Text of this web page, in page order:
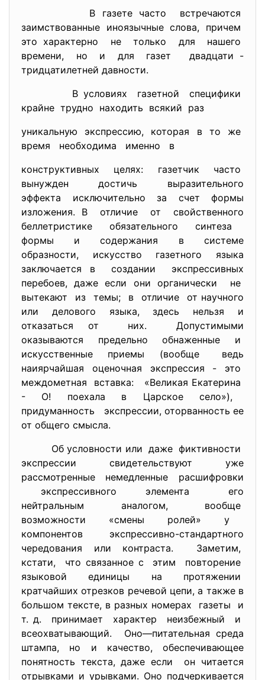
В газете часто встречаются
заимствованные иноязычные слова, причем
это характерно не только для нашего
времени, но и для газет двадцати -
тридцатилетней давности.
В условиях газетной специфики
крайне трудно находить всякий раз
уникальную экспрессию, которая в то же
время необходима именно в
конструктивных целях: газетчик часто
вынужден достичь выразительного
эффекта исключительно за счет формы
изложения. В отличие от свойственного
беллетристике обязательного синтеза
формы и содержания в системе
образности, искусство газетного языка
заключается в создании экспрессивных
перебоев, даже если они органически не
вытекают из темы; в отличие от научного
или делового языка, здесь нельзя и
отказаться от них. Допустимыми
оказываются предельно обнаженные и
искусственные приемы (вообще ведь
наиярчайшая оценочная экспрессия - это
междометная вставка: «Великая Екатерина
- О! поехала в Царское село»),
придуманность экспрессии, оторванность ее
от общего смысла.
Об условности или даже фиктивности
экспрессии свидетельствуют уже
рассмотренные немедленные расшифровки
экспрессивного элемента его
нейтральным аналогом, вообще
возможности «смены ролей» у
компонентов экспрессивно-стандартного
чередования или контраста. Заметим,
кстати, что связанное с этим повторение
языковой единицы на протяжении
кратчайших отрезков речевой цепи, а также в
большом тексте, в разных номерах газеты и
т. д. принимает характер неизбежный и
всеохватывающий. Оно—питательная среда
штампа, но и качество, обеспечивающее
понятность текста, даже если он читается
отрывками и урывками. Оно подчеркивается